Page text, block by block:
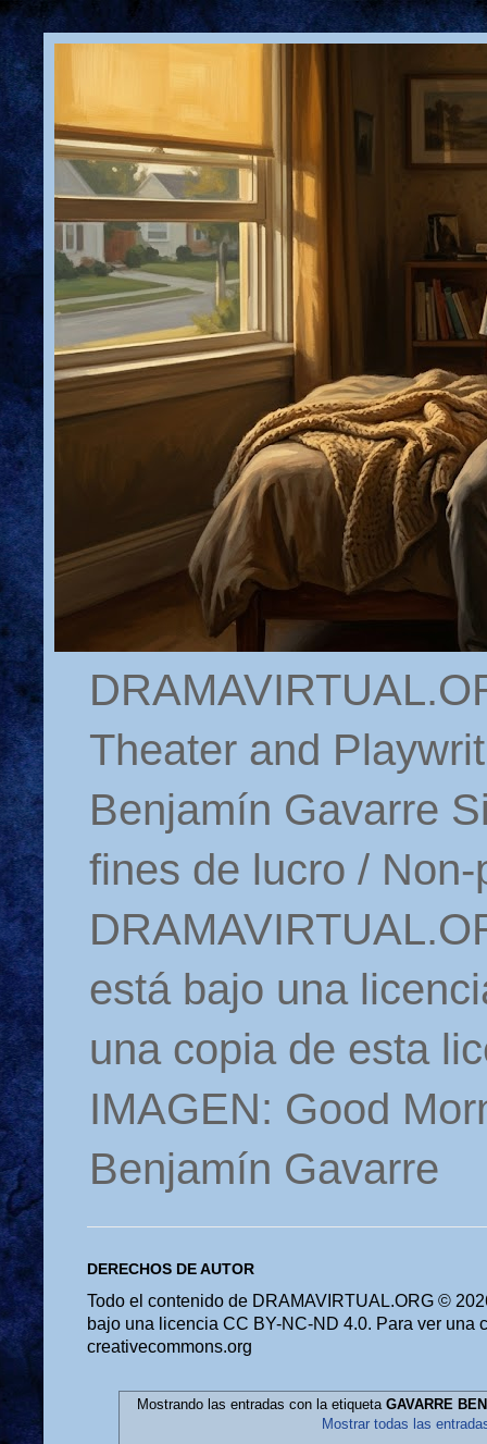
Theater and
Benjamín Gavarre
fines de lucro /
está bajo una
una copia de esta
IMAGEN: Good
Benjamín Gavarre
DERECHOS DE AUTOR
Todo el contenido de DRAMAVIRTUAL.ORG ©
bajo una licencia CC BY-NC-ND 4.0. Para ver una
creativecommons.org
Mostrando las entradas con la etiquetaGAVARRE
Mostrar todas las